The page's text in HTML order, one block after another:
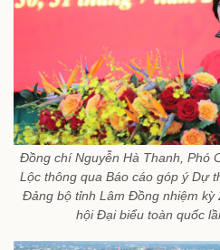
Đồng chí Nguyễn Hà Thanh, Phó
Lộc thông qua Báo cáo góp ý Dự
Đảng bộ tỉnh Lâm Đồng nhiệm kỳ
hội Đại biểu toàn quốc